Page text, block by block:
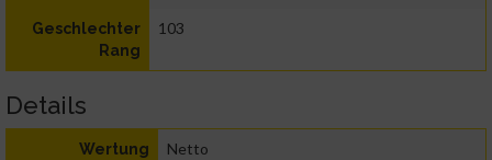
Geschlechter
Rang
103
Details
Wertung Netto